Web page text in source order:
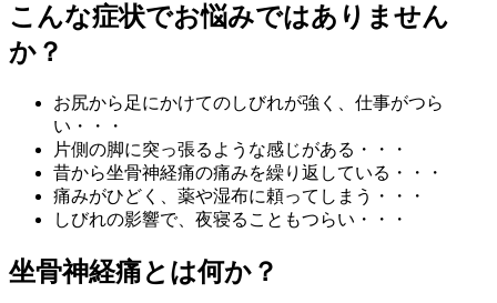
こんな症状でお悩みではありません
か？
お尻から足にかけてのしびれが強く、仕事がつら
い・・・
片側の脚に突っ張るような感じがある・・・
昔から坐骨神経痛の痛みを繰り返している・・・
痛みがひどく、薬や湿布に頼ってしまう・・・
しびれの影響で、夜寝ることもつらい・・・
坐骨神経痛とは何か？